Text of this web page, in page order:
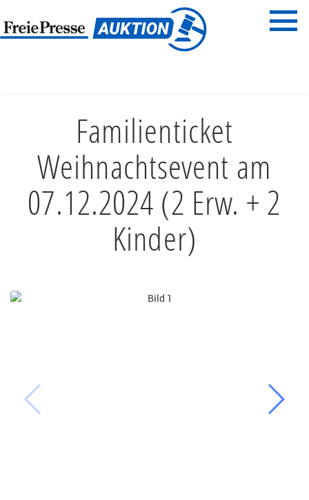
Menü
Familienticket
Weihnachtsevent am
07.12.2024 (2 Erw. + 2
Kinder)